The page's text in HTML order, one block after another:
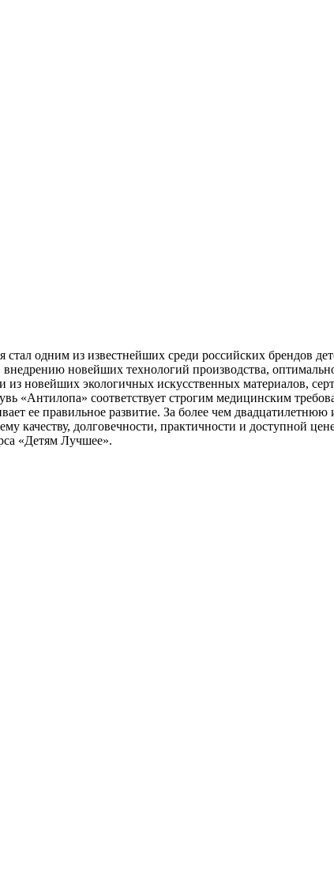
одним из известнейших среди российских брендов
внедрению новейших технологий производства,
из новейших экологичных искусственных материалов,
«Антилопа» соответствует строгим медицинским
ее правильное развитие. За более чем
качеству, долговечности, практичности и доступной
«Детям Лучшее».